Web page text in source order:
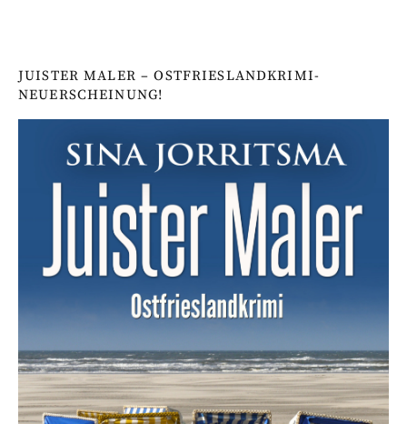
JUISTER MALER – OSTFRIESLANDKRIMI-
NEUERSCHEINUNG!